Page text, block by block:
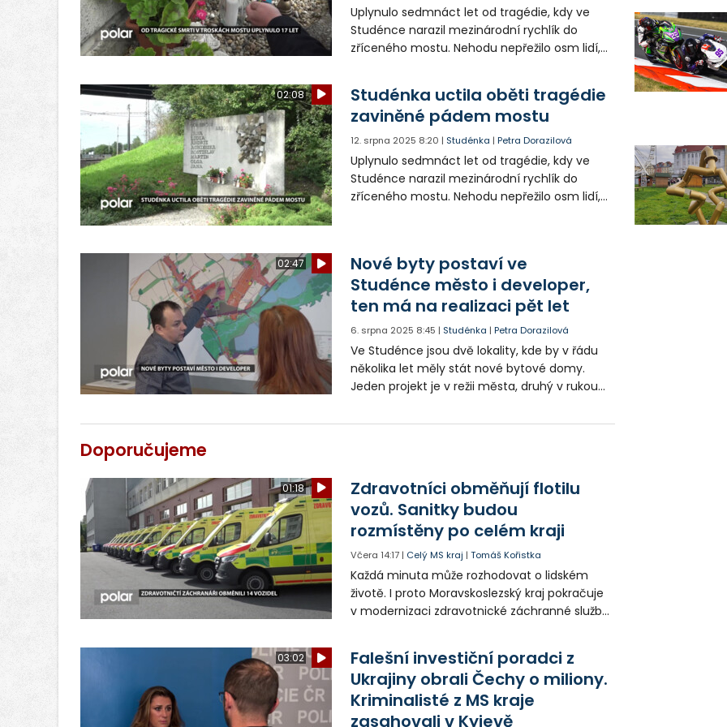
Uplynulo sedmnáct let od tragédie, kdy ve
Studénce narazil mezinárodní rychlík do
zříceného mostu. Nehodu nepřežilo osm lidí,
02:08
Studénka uctila oběti tragédie
zaviněné pádem mostu
12. srpna 2025 8:20 | Studénka |Petra Dorazilová
Uplynulo sedmnáct let od tragédie, kdy ve
Studénce narazil mezinárodní rychlík do
zříceného mostu. Nehodu nepřežilo osm lidí,
02:47
Nové byty postaví ve
Studénce město i developer,
ten má na realizaci pět let
6. srpna 2025 8:45 | Studénka |Petra Dorazilová
Ve Studénce jsou dvě lokality, kde by v řádu
několika let měly stát nové bytové domy.
Jeden projekt je v režii města, druhý v rukou
investorovi schválilo zastupitelstvo.
Doporučujeme
01:18
Zdravotníci obměňují flotilu
vozů. Sanitky budou
rozmístěny po celém kraji
Včera 14:17 | Celý MS kraj |Tomáš Kořistka
Každá minuta může rozhodovat o lidském
životě. I proto Moravskoslezský kraj pokračuje
v modernizaci zdravotnické záchranné služby
03:02
Falešní investiční poradci z
Ukrajiny obrali Čechy o miliony.
Kriminalisté z MS kraje
zasahovali v Kyjevě